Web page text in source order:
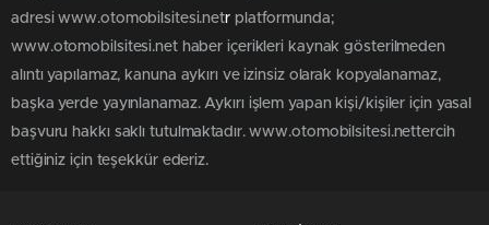
adresi www.otomobilsitesi.netr platformunda;
www.otomobilsitesi.net haber içerikleri kaynak gösterilmeden
alıntı yapılamaz, kanuna aykırı ve izinsiz olarak kopyalanamaz,
başka yerde yayınlanamaz. Aykırı işlem yapan kişi/kişiler için yasal
başvuru hakkı saklı tutulmaktadır. www.otomobilsitesi.nettercih
ettiğiniz için teşekkür ederiz.